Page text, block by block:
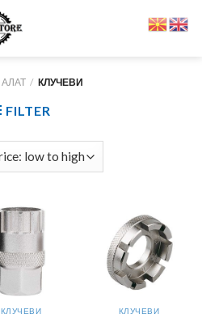
АЛАТ / КЛУЧЕВИ
FILTER
КЛУЧЕВИ КЛУЧЕВИ